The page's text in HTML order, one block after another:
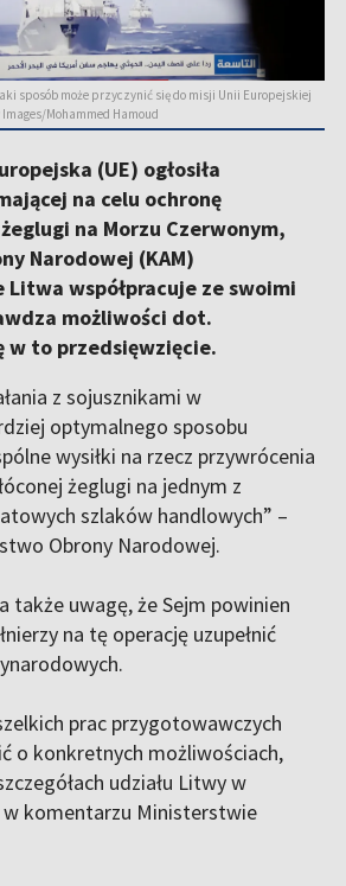
sposób może przyczynić się do misji Unii Europejskiej
Mohammed Hamoud
(UE) ogłosiła
na celu ochronę
na Morzu Czerwonym,
Narodowej (KAM)
Litwa współpracuje ze swoimi
możliwości dot.
w to przedsięwzięcie.
z sojusznikami w
optymalnego sposobu
wysiłki na rzecz przywrócenia
żeglugi na jednym z
szlaków handlowych” –
Obrony Narodowej.
także uwagę, że Sejm powinien
na tę operację uzupełnić
prac przygotowawczych
o konkretnych możliwościach,
udziału Litwy w
w komentarzu Ministerstwie